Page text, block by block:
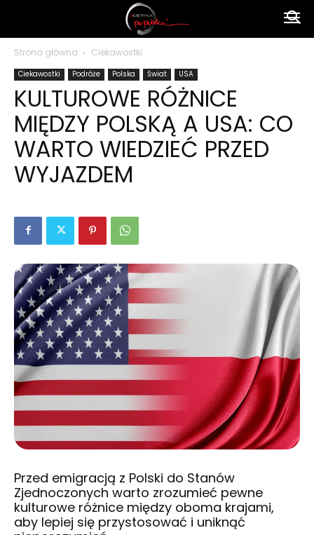
polsku
Strona główna Ciekawostki
Ciekawostki Podróże Polska Świat USA
KULTUROWE RÓŻNICE
MIĘDZY POLSKĄ A USA: CO
WARTO WIEDZIEĆ PRZED
WYJAZDEM
Przed emigracją z Polski do Stanów
Zjednoczonych warto zrozumieć pewne
kulturowe różnice między oboma krajami,
aby lepiej się przystosować i uniknąć